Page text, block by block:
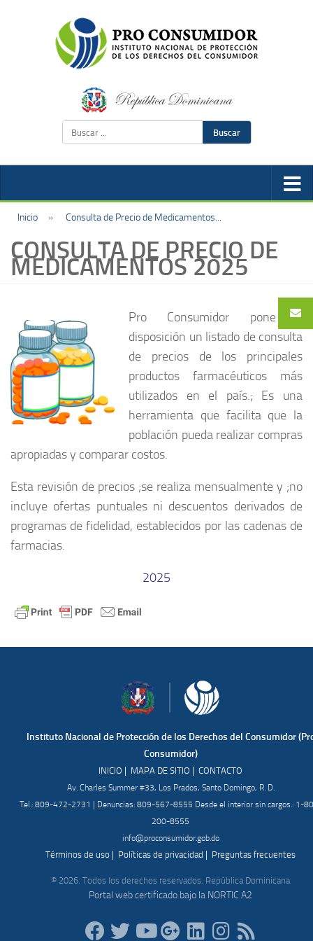
Buscar
Inicio » Consulta de Precio de Medicamentos...
CONSULTA DE PRECIO DE
MEDICAMENTOS 2025
Pro Consumidor pone a
disposición un listado de consulta
de precios de los principales
productos farmacéuticos más
utilizados en el país.; Es una
herramienta que facilita que la
población pueda realizar compras
apropiadas y comparar costos.
Esta revisión de precios ;se realiza mensualmente y ;no
incluye ofertas puntuales ni descuentos derivados de
programas de fidelidad, establecidos por las cadenas de
farmacias.
2025
Instituto Nacional de Protección de los Derechos del Consumidor
Consumidor)
INICIO | MAPA DE SITIO | CONTACTO
Av. Charles Summer #33, Los Prados, Santo Domingo, R. D.
Tel.: 809-472-2731 | Denuncias: 809-567-8555 Desde el interior sin cargos.: 1-
200-8555
info@proconsumidor.gob.do
Términos de uso | Políticas de privacidad | Preguntas frecuentes
© 2026. Todos los derechos reservados. República Dominicana
Portal web certificado bajo la NORTIC A2